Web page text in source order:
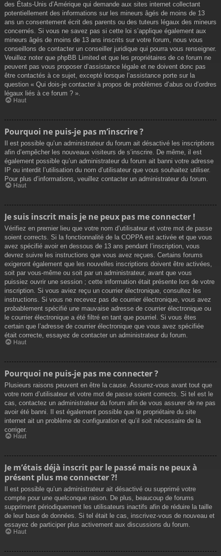
des États-Unis d’Amérique qui demande aux sites internet collectant
potentiellement des informations sur les mineurs âgés de moins de 13
ans un consentement écrit des parents ou des tuteurs légaux des mineurs
concernés. Si vous ne savez pas si cette loi s’applique également aux
mineurs âgés de moins de 13 ans inscrits sur votre forum, nous vous
conseillons de contacter un conseiller juridique qui pourra vous renseigner.
Veuillez noter que phpBB Limited et que les propriétaires de ce forum ne
peuvent pas vous proposer d’assistance légale et ne doivent donc pas
être contactés à ce sujet, excepté lorsque l’assistance porte sur la
question « Qui dois-je contacter à propos de problèmes d’abus ou d’ordres
légaux liés à ce forum ? ».
Haut
Pourquoi ne puis-je pas m’inscrire ?
Il est possible qu’un administrateur du forum ait désactivé les inscriptions
afin d’empêcher les nouveaux visiteurs de s’inscrire. De même, il est
également possible qu’un administrateur du forum ait banni votre adresse
IP ou interdit l’utilisation du nom d’utilisateur que vous souhaitez utiliser.
Pour plus d’informations, veuillez contacter un administrateur du forum.
Haut
Je suis inscrit mais je ne peux pas me connecter !
Vérifiez en premier lieu que votre nom d’utilisateur et votre mot de passe
soient corrects. Si la fonctionnalité de la COPPA est activée et que vous
avez spécifié avoir en dessous de 13 ans pendant l’inscription, vous
devrez suivre les instructions que vous avez reçues. Certains forums
exigeront également que les nouvelles inscriptions doivent être activées,
soit par vous-même ou soit par un administrateur, avant que vous
puissiez ouvrir une session ; cette information était présente lors de votre
inscription. Si vous aviez reçu un courrier électronique, consultez les
instructions. Si vous ne recevez pas de courrier électronique, vous avez
probablement spécifié une mauvaise adresse de courrier électronique ou
le courrier électronique a été filtré en tant que pourriel. Si vous êtes
certain que l’adresse de courrier électronique que vous avez spécifiée
était correcte, essayez de contacter un administrateur du forum.
Haut
Pourquoi ne puis-je pas me connecter ?
Plusieurs raisons peuvent en être la cause. Assurez-vous avant tout que
votre nom d’utilisateur et votre mot de passe soient corrects. Si tel est le
cas, contactez un administrateur du forum afin de vous assurer de ne pas
avoir été banni. Il est également possible que le propriétaire du site
internet ait un problème de configuration et qu’il soit nécessaire de la
corriger.
Haut
Je m’étais déjà inscrit par le passé mais ne peux à
présent plus me connecter ?!
Il est possible qu’un administrateur ait désactivé ou supprimé votre
compte pour une quelconque raison. De plus, beaucoup de forums
suppriment périodiquement les utilisateurs inactifs afin de réduire la taille
de leur base de données. Si tel était le cas, inscrivez-vous de nouveau et
essayez de participer plus activement aux discussions du forum.
Haut